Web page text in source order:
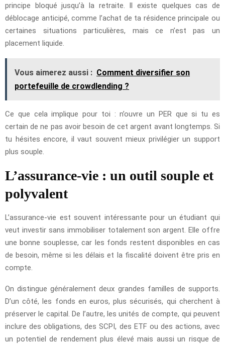
principe bloqué jusqu’à la retraite. Il existe quelques cas de
déblocage anticipé, comme l’achat de ta résidence principale ou
certaines situations particulières, mais ce n’est pas un
placement liquide.
Vous aimerez aussi : Comment diversifier son
portefeuille de crowdlending ?
Ce que cela implique pour toi : n’ouvre un PER que si tu es
certain de ne pas avoir besoin de cet argent avant longtemps. Si
tu hésites encore, il vaut souvent mieux privilégier un support
plus souple.
L’assurance-vie : un outil souple et
polyvalent
L’assurance-vie est souvent intéressante pour un étudiant qui
veut investir sans immobiliser totalement son argent. Elle offre
une bonne souplesse, car les fonds restent disponibles en cas
de besoin, même si les délais et la fiscalité doivent être pris en
compte.
On distingue généralement deux grandes familles de supports.
D’un côté, les fonds en euros, plus sécurisés, qui cherchent à
préserver le capital. De l’autre, les unités de compte, qui peuvent
inclure des obligations, des SCPI, des ETF ou des actions, avec
un potentiel de rendement plus élevé mais aussi un risque de